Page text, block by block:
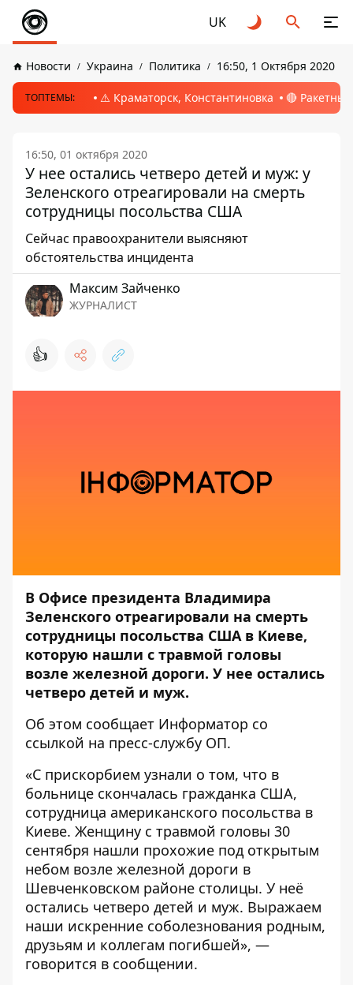
UK
Новости Украина Политика 16:50, 1 Октября 2020
ТОПТЕМЫ: ⚠️ Краматорск, Константиновка 🔴
16:50, 01 октября 2020
У нее остались четверо детей и муж: у
Зеленского отреагировали на смерть
сотрудницы посольства США
Сейчас правоохранители выясняют
обстоятельства инцидента
Максим Зайченко
ЖУРНАЛИСТ
👍
В Офисе президента Владимира
Зеленского отреагировали на смерть
сотрудницы посольства США в Киеве,
которую нашли с травмой головы
возле железной дороги. У нее остались
четверо детей и муж.
Об этом сообщает Информатор со
ссылкой на пресс-службу ОП.
«С прискорбием узнали о том, что в
больнице скончалась гражданка США,
сотрудница американского посольства в
Киеве. Женщину с травмой головы 30
сентября нашли прохожие под открытым
небом возле железной дороги в
Шевченковском районе столицы. У неё
остались четверо детей и муж. Выражаем
наши искренние соболезнования родным,
друзьям и коллегам погибшей», —
говорится в сообщении.